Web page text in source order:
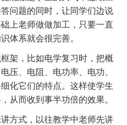
问题的同时，让同学们边说
上老师做做加工，只要一直
体系就会很完善。
架，比如电学复习时，把概
压、电阻、电功率、电功、
化它们的特点。这样使学生
从而收到事半功倍的效果。
方式，以往教学中老师先讲